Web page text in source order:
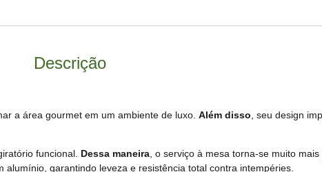
Descrição
a área gourmet em um ambiente de luxo. Além disso , seu design
funcional. Dessa maneira, o serviço à mesa torna-se muito
garantindo leveza e resistência total contra intempéries.